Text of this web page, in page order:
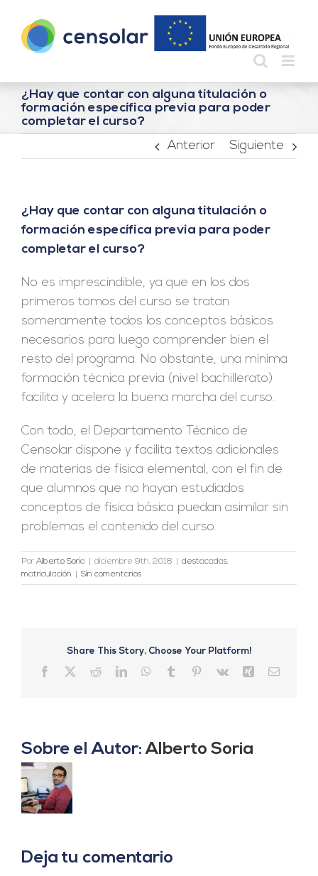
contenido
¿Hay que contar con alguna titulación o
formación específica previa para poder
completar el curso?
Anterior
Siguiente
¿Hay que contar con alguna titulación o
formación específica previa para poder
completar el curso?
No es imprescindible, ya que en los dos
primeros tomos del curso se tratan
someramente todos los conceptos básicos
necesarios para luego comprender bien el
resto del programa. No obstante, una mínima
formación técnica previa (nivel bachillerato)
facilita y acelera la buena marcha del curso.
Con todo, el Departamento Técnico de
Censolar dispone y facilita textos adicionales
de materias de física elemental, con el fin de
que alumnos que no hayan estudiados
conceptos de física básica puedan asimilar sin
problemas el contenido del curso.
Por Alberto Soria diciembre 9th, 2018 destacadas,
matriculación
Sin comentarios
Share This Story, Choose Your Platform!
Facebook RedditLinkedInWhatsApp
Tumblr Pinterest
Vk Xing Correo
Sobre el Autor:Alberto Soria
Deja tu comentario